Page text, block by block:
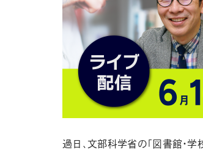
過日、文部科学省の「図書館・